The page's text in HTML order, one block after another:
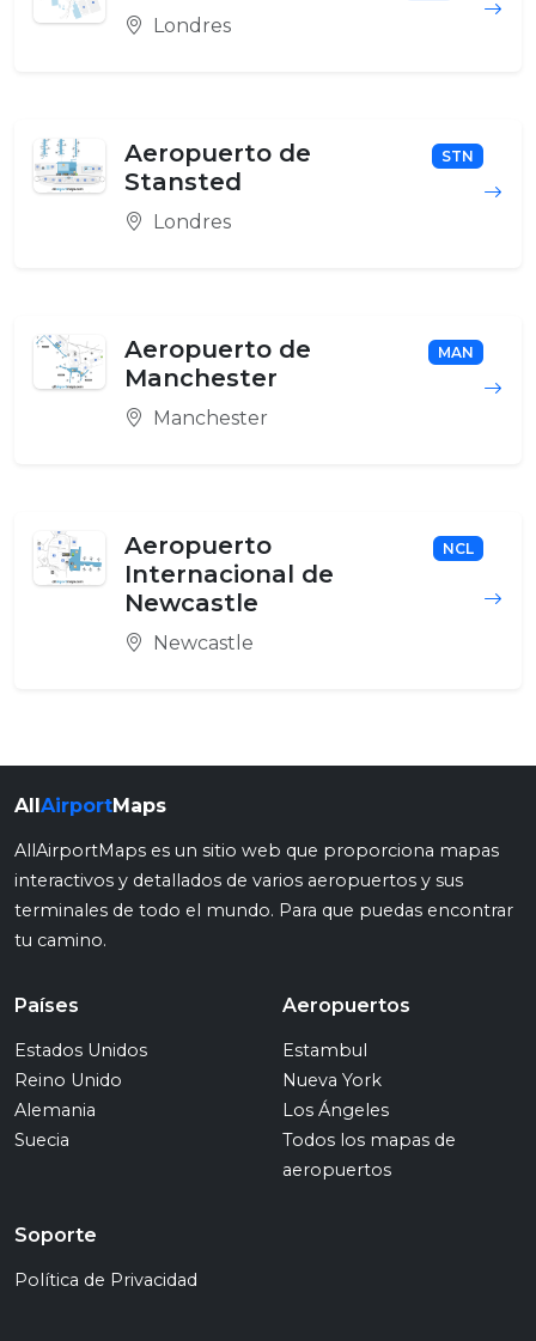
Londres
Aeropuerto de
Stansted
STN
Londres
Aeropuerto de
Manchester
MAN
Manchester
Aeropuerto
Internacional de
Newcastle
NCL
Newcastle
AllAirportMaps
AllAirportMaps es un sitio web que proporciona mapas
interactivos y detallados de varios aeropuertos y sus
terminales de todo el mundo. Para que puedas encontrar
tu camino.
Países
Estados Unidos
Reino Unido
Alemania
Suecia
Aeropuertos
Estambul
Nueva York
Los Ángeles
Todos los mapas de
aeropuertos
Soporte
Política de Privacidad